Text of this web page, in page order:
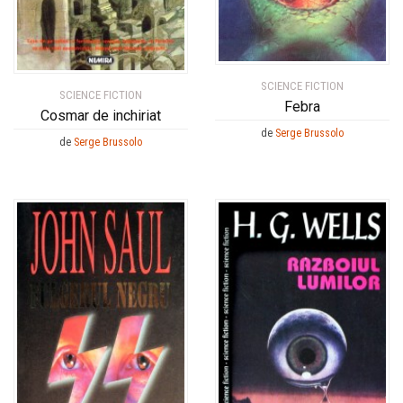
SCIENCE FICTION
Cosmar de inchiriat
de Serge Brussolo
SCIENCE FICTION
Febra
de Serge Brussolo